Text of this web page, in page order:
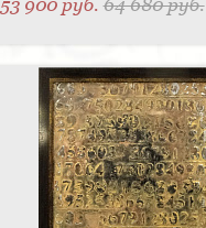
53 900 руб.64 680 руб.